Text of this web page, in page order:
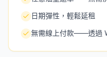
日期彈性，輕鬆延租
無需線上付款——透過